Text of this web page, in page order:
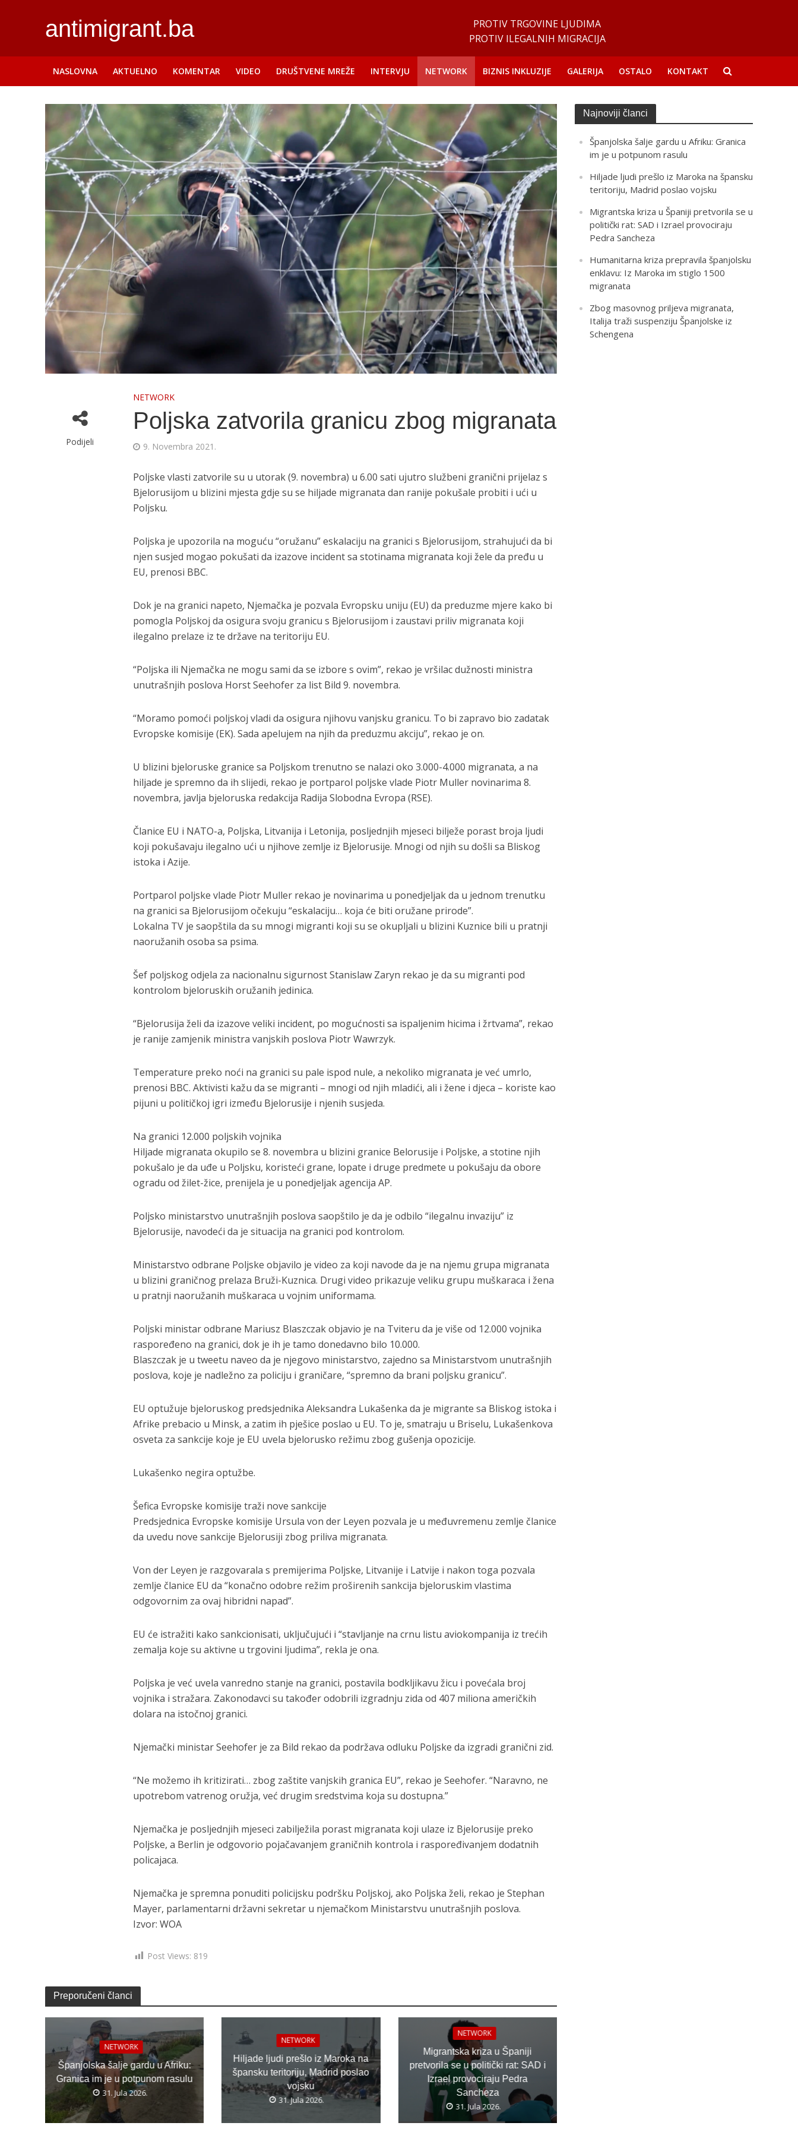
antimigrant.ba
PROTIV TRGOVINE LJUDIMA
PROTIV ILEGALNIH MIGRACIJA
NASLOVNA AKTUELNO KOMENTAR VIDEO DRUŠTVENE MREŽE INTERVJU NETWORK BIZNIS INKLUZIJE GALERIJA OSTALO KONTAKT
Podijeli
NETWORK
Poljska zatvorila granicu zbog migranata
9. Novembra 2021.
Poljske vlasti zatvorile su u utorak (9. novembra) u 6.00 sati ujutro službeni granični prijelaz s
Bjelorusijom u blizini mjesta gdje su se hiljade migranata dan ranije pokušale probiti i ući u
Poljsku.
Poljska je upozorila na moguću “oružanu” eskalaciju na granici s Bjelorusijom, strahujući da bi
njen susjed mogao pokušati da izazove incident sa stotinama migranata koji žele da pređu u
EU, prenosi BBC.
Dok je na granici napeto, Njemačka je pozvala Evropsku uniju (EU) da preduzme mjere kako bi
pomogla Poljskoj da osigura svoju granicu s Bjelorusijom i zaustavi priliv migranata koji
ilegalno prelaze iz te države na teritoriju EU.
“Poljska ili Njemačka ne mogu sami da se izbore s ovim”, rekao je vršilac dužnosti ministra
unutrašnjih poslova Horst Seehofer za list Bild 9. novembra.
“Moramo pomoći poljskoj vladi da osigura njihovu vanjsku granicu. To bi zapravo bio zadatak
Evropske komisije (EK). Sada apelujem na njih da preduzmu akciju”, rekao je on.
U blizini bjeloruske granice sa Poljskom trenutno se nalazi oko 3.000-4.000 migranata, a na
hiljade je spremno da ih slijedi, rekao je portparol poljske vlade Piotr Muller novinarima 8.
novembra, javlja bjeloruska redakcija Radija Slobodna Evropa (RSE).
Članice EU i NATO-a, Poljska, Litvanija i Letonija, posljednjih mjeseci bilježe porast broja ljudi
koji pokušavaju ilegalno ući u njihove zemlje iz Bjelorusije. Mnogi od njih su došli sa Bliskog
istoka i Azije.
Portparol poljske vlade Piotr Muller rekao je novinarima u ponedjeljak da u jednom trenutku
na granici sa Bjelorusijom očekuju “eskalaciju… koja će biti oružane prirode”.
Lokalna TV je saopštila da su mnogi migranti koji su se okupljali u blizini Kuznice bili u pratnji
naoružanih osoba sa psima.
Šef poljskog odjela za nacionalnu sigurnost Stanislaw Zaryn rekao je da su migranti pod
kontrolom bjeloruskih oružanih jedinica.
“Bjelorusija želi da izazove veliki incident, po mogućnosti sa ispaljenim hicima i žrtvama”, rekao
je ranije zamjenik ministra vanjskih poslova Piotr Wawrzyk.
Temperature preko noći na granici su pale ispod nule, a nekoliko migranata je već umrlo,
prenosi BBC. Aktivisti kažu da se migranti – mnogi od njih mladići, ali i žene i djeca – koriste kao
pijuni u političkoj igri između Bjelorusije i njenih susjeda.
Na granici 12.000 poljskih vojnika
Hiljade migranata okupilo se 8. novembra u blizini granice Belorusije i Poljske, a stotine njih
pokušalo je da uđe u Poljsku, koristeći grane, lopate i druge predmete u pokušaju da obore
ogradu od žilet-žice, prenijela je u ponedjeljak agencija AP.
Poljsko ministarstvo unutrašnjih poslova saopštilo je da je odbilo “ilegalnu invaziju” iz
Bjelorusije, navodeći da je situacija na granici pod kontrolom.
Ministarstvo odbrane Poljske objavilo je video za koji navode da je na njemu grupa migranata
u blizini graničnog prelaza Bruži-Kuznica. Drugi video prikazuje veliku grupu muškaraca i žena
u pratnji naoružanih muškaraca u vojnim uniformama.
Poljski ministar odbrane Mariusz Blaszczak objavio je na Tviteru da je više od 12.000 vojnika
raspoređeno na granici, dok je ih je tamo donedavno bilo 10.000.
Blaszczak je u tweetu naveo da je njegovo ministarstvo, zajedno sa Ministarstvom unutrašnjih
poslova, koje je nadležno za policiju i graničare, “spremno da brani poljsku granicu”.
EU optužuje bjeloruskog predsjednika Aleksandra Lukašenka da je migrante sa Bliskog istoka i
Afrike prebacio u Minsk, a zatim ih pješice poslao u EU. To je, smatraju u Briselu, Lukašenkova
osveta za sankcije koje je EU uvela bjelorusko režimu zbog gušenja opozicije.
Lukašenko negira optužbe.
Šefica Evropske komisije traži nove sankcije
Predsjednica Evropske komisije Ursula von der Leyen pozvala je u međuvremenu zemlje članice
da uvedu nove sankcije Bjelorusiji zbog priliva migranata.
Von der Leyen je razgovarala s premijerima Poljske, Litvanije i Latvije i nakon toga pozvala
zemlje članice EU da “konačno odobre režim proširenih sankcija bjeloruskim vlastima
odgovornim za ovaj hibridni napad”.
EU će istražiti kako sankcionisati, uključujući i “stavljanje na crnu listu aviokompanija iz trećih
zemalja koje su aktivne u trgovini ljudima”, rekla je ona.
Poljska je već uvela vanredno stanje na granici, postavila bodkljikavu žicu i povećala broj
vojnika i stražara. Zakonodavci su također odobrili izgradnju zida od 407 miliona američkih
dolara na istočnoj granici.
Njemački ministar Seehofer je za Bild rekao da podržava odluku Poljske da izgradi granični zid.
“Ne možemo ih kritizirati… zbog zaštite vanjskih granica EU”, rekao je Seehofer. “Naravno, ne
upotrebom vatrenog oružja, već drugim sredstvima koja su dostupna.”
Njemačka je posljednjih mjeseci zabilježila porast migranata koji ulaze iz Bjelorusije preko
Poljske, a Berlin je odgovorio pojačavanjem graničnih kontrola i raspoređivanjem dodatnih
policajaca.
Njemačka je spremna ponuditi policijsku podršku Poljskoj, ako Poljska želi, rekao je Stephan
Mayer, parlamentarni državni sekretar u njemačkom Ministarstvu unutrašnjih poslova.
Izvor: WOA
Post Views: 819
Preporučeni članci
NETWORK
Španjolska šalje gardu u Afriku:
Granica im je u potpunom rasulu
31. Jula 2026.
NETWORK
Hiljade ljudi prešlo iz Maroka na
špansku teritoriju, Madrid poslao
vojsku
31. Jula 2026.
NETWORK
Migrantska kriza u Španiji
pretvorila se u politički rat: SAD i
Izrael provociraju Pedra
Sancheza
31. Jula 2026.
Najnoviji članci
Španjolska šalje gardu u Afriku: Granica
im je u potpunom rasulu
Hiljade ljudi prešlo iz Maroka na špansku
teritoriju, Madrid poslao vojsku
Migrantska kriza u Španiji pretvorila se u
politički rat: SAD i Izrael provociraju
Pedra Sancheza
Humanitarna kriza prepravila španjolsku
enklavu: Iz Maroka im stiglo 1500
migranata
Zbog masovnog priljeva migranata,
Italija traži suspenziju Španjolske iz
Schengena